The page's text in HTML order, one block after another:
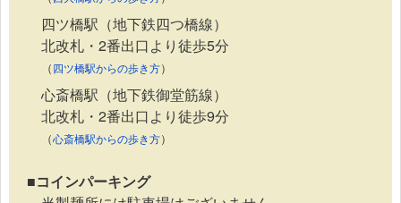
四ツ橋駅（地下鉄四つ橋線）
北改札・2番出口より徒歩5分
（四ツ橋駅からの歩き方）
心斎橋駅（地下鉄御堂筋線）
北改札・2番出口より徒歩9分
（心斎橋駅からの歩き方）
■コインパーキング